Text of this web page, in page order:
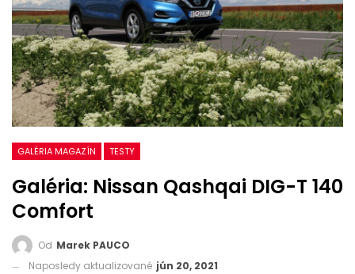
GALÉRIA MAGAZÍN TESTY
Galéria: Nissan Qashqai DIG-T 140
Comfort
Od Marek PAUCO
Naposledy aktualizované jún 20, 2021